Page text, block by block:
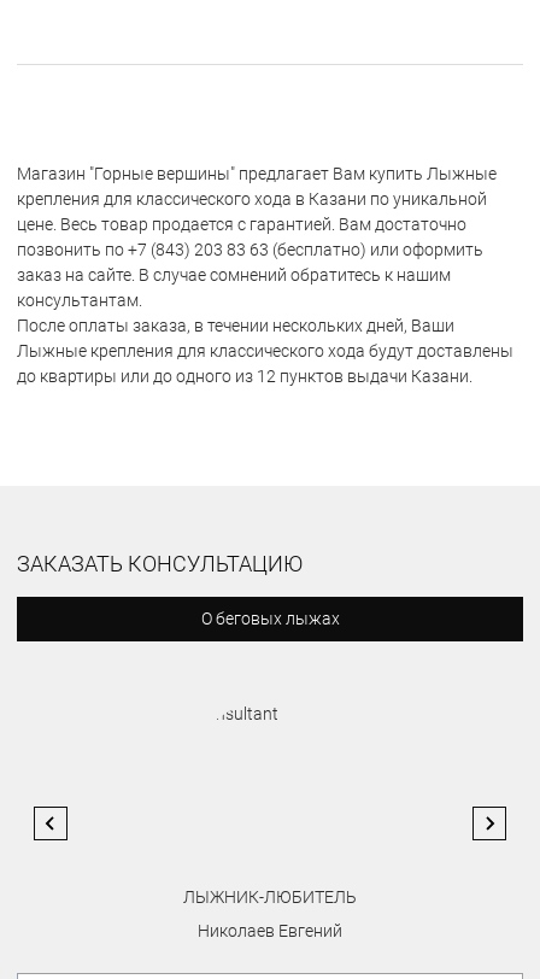
Магазин "Горные вершины" предлагает Вам купить Лыжные
крепления для классического хода в Казани по уникальной
цене. Весь товар продается с гарантией. Вам достаточно
позвонить по +7 (843) 203 83 63 (бесплатно) или оформить
заказ на сайте. В случае сомнений обратитесь к нашим
консультантам.
После оплаты заказа, в течении нескольких дней, Ваши
Лыжные крепления для классического хода будут доставлены
до квартиры или до одного из 12 пунктов выдачи Казани.
ЗАКАЗАТЬ КОНСУЛЬТАЦИЮ
О беговых лыжах
ЛЫЖНИК-ЛЮБИТЕЛЬ
Николаев Евгений